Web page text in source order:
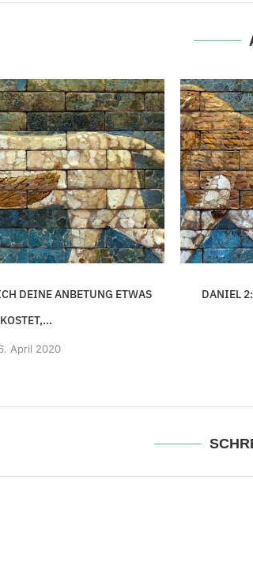
DEINE ANBETUNG ETWAS
KOSTET,...
April 2020
DANIEL